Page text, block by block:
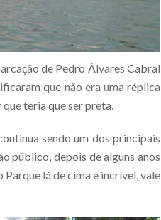
de Pedro Álvares Cabral
que não era uma réplica
teria que ser preta.
sendo um dos principais
público, depois de alguns anos
lá de cima é incrível, vale